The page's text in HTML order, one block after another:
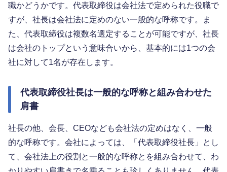
職かどうかです。代表取締役は会社法で定められた役職で
すが、社長は会社法に定めのない一般的な呼称です。ま
た、代表取締役は複数名選定することが可能ですが、社長
は会社のトップという意味合いから、基本的には1つの会
社に対して1名が存在します。
代表取締役社長は一般的な呼称と組み合わせた
肩書
社長の他、会長、CEOなども会社法の定めはなく、一般
的な呼称です。会社によっては、「代表取締役社長」とし
て、会社法上の役割と一般的な呼称とを組み合わせて、わ